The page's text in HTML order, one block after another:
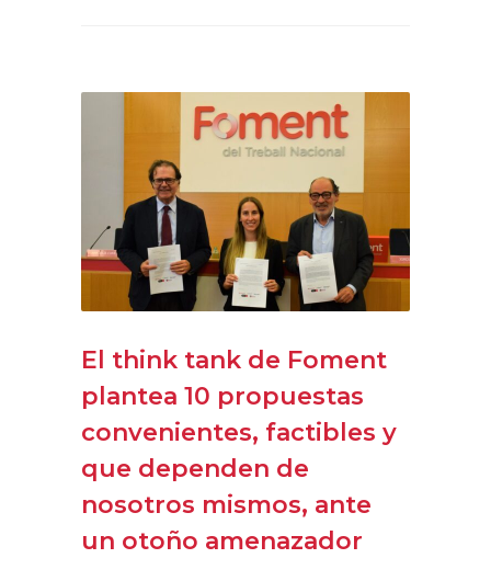
El think tank de Foment
plantea 10 propuestas
convenientes, factibles y
que dependen de
nosotros mismos, ante
un otoño amenazador